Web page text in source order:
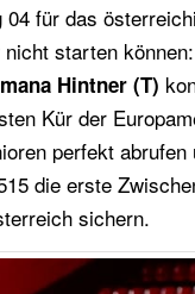
04 für das
starten können:
Hintner (T)
Kür der
perfekt abrufen
die erste
sichern.